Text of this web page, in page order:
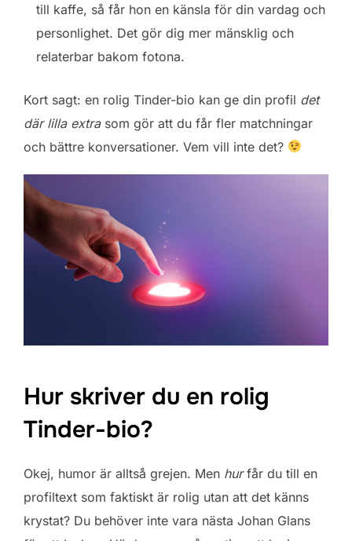
till kaffe, så får hon en känsla för din vardag och
personlighet. Det gör dig mer mänsklig och
relaterbar bakom fotona.
Kort sagt: en rolig Tinder-bio kan ge din profil det
där lilla extrasom gör att du får fler matchningar
och bättre konversationer. Vem vill inte det?
Hur skriver du en rolig
Tinder-bio?
Okej, humor är alltså grejen. Men hurfår du till en
profiltext som faktiskt är rolig utan att det känns
krystat? Du behöver inte vara nästa Johan Glans